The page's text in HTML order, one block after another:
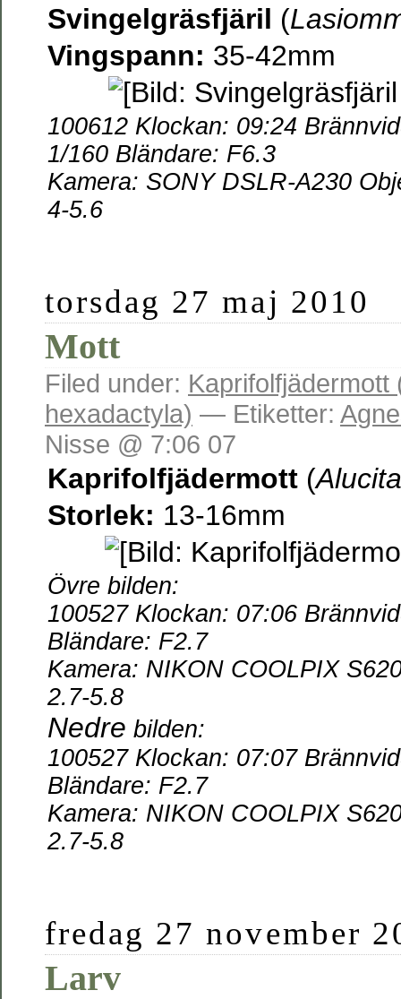
Svingelgräsfjäril (
Vingspann: 35-42mm
100612 Klockan: 09:24
1/160 Bländare: F6.3
Kamera: SONY DSLR-A230
4-5.6
torsdag 27 maj 2010
Mott
Filed under: Kaprifolfjädermott
hexadactyla) — Etiketter:
Nisse @ 7:06 07
Kaprifolfjädermott (
Storlek: 13-16mm
Övre bilden:
100527 Klockan: 07:06
Bländare: F2.7
Kamera: NIKON COOLPIX
2.7-5.8
Nedre bilden:
100527 Klockan: 07:07
Bländare: F2.7
Kamera: NIKON COOLPIX
2.7-5.8
fredag 27 november
Larv